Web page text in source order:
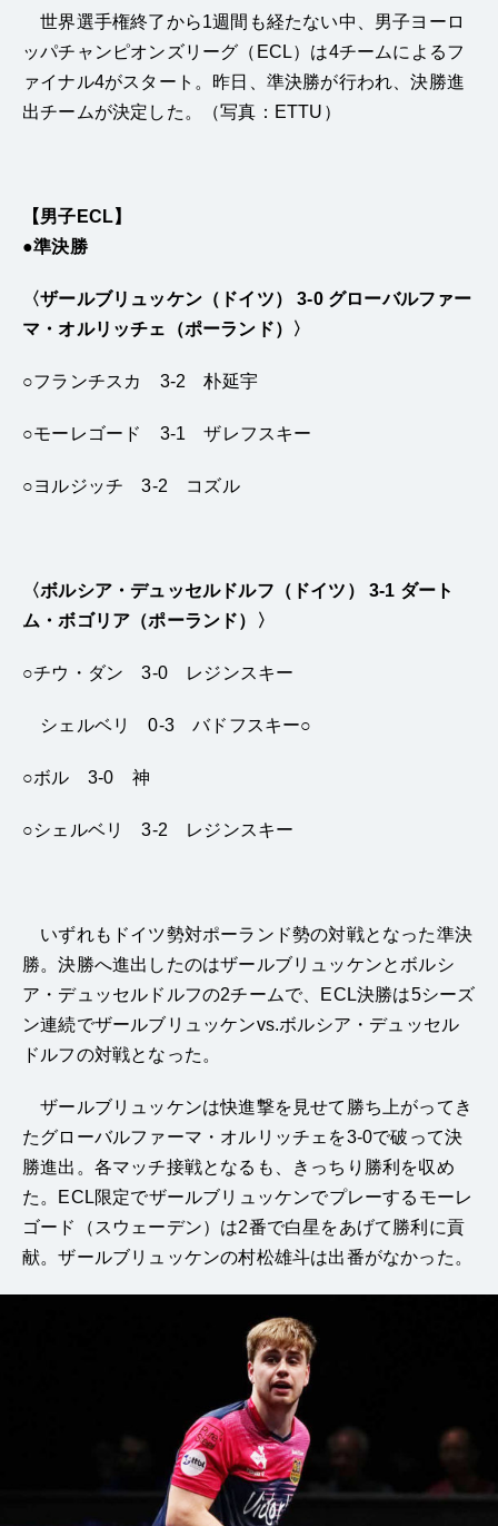
世界選手権終了から1週間も経たない中、男子ヨーロ
ッパチャンピオンズリーグ（ECL）は4チームによるフ
ァイナル4がスタート。昨日、準決勝が行われ、決勝進
出チームが決定した。（写真：ETTU）
【男子ECL】
●準決勝
〈ザールブリュッケン（ドイツ） 3-0 グローバルファー
マ・オルリッチェ（ポーランド）〉
○フランチスカ 3-2 朴延宇
○モーレゴード 3-1 ザレフスキー
○ヨルジッチ 3-2 コズル
〈ボルシア・デュッセルドルフ（ドイツ） 3-1 ダート
ム・ボゴリア（ポーランド）〉
○チウ・ダン 3-0 レジンスキー
シェルベリ 0-3 バドフスキー○
○ボル 3-0 神
○シェルベリ 3-2 レジンスキー
いずれもドイツ勢対ポーランド勢の対戦となった準決
勝。決勝へ進出したのはザールブリュッケンとボルシ
ア・デュッセルドルフの2チームで、ECL決勝は5シーズ
ン連続でザールブリュッケンvs.ボルシア・デュッセル
ドルフの対戦となった。
ザールブリュッケンは快進撃を見せて勝ち上がってき
たグローバルファーマ・オルリッチェを3-0で破って決
勝進出。各マッチ接戦となるも、きっちり勝利を収め
た。ECL限定でザールブリュッケンでプレーするモーレ
ゴード（スウェーデン）は2番で白星をあげて勝利に貢
献。ザールブリュッケンの村松雄斗は出番がなかった。